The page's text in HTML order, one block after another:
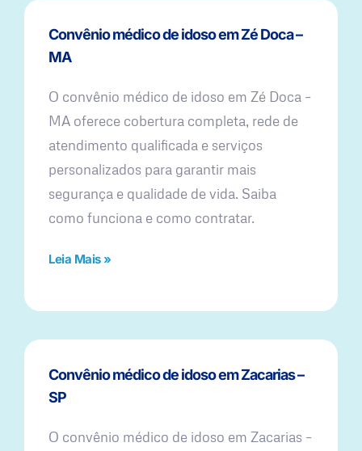
Convênio médico de idoso em Zé Doca –
MA
O convênio médico de idoso em Zé Doca –
MA oferece cobertura completa, rede de
atendimento qualificada e serviços
personalizados para garantir mais
segurança e qualidade de vida. Saiba
como funciona e como contratar.
Leia Mais »
Convênio médico de idoso em Zacarias –
SP
O convênio médico de idoso em Zacarias –